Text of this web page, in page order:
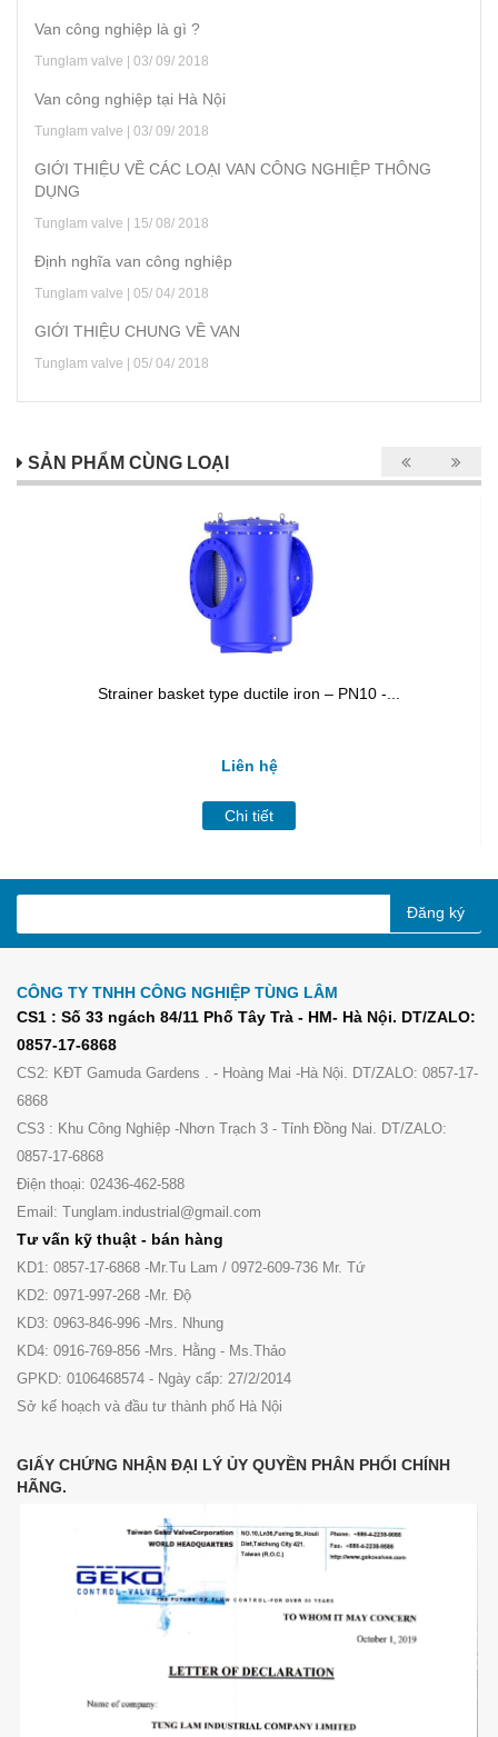
Van công nghiệp là gì ?
Tunglam valve | 03/ 09/ 2018
Van công nghiệp tại Hà Nội
Tunglam valve | 03/ 09/ 2018
GIỚI THIỆU VỀ CÁC LOẠI VAN CÔNG NGHIỆP THÔNG
DỤNG
Tunglam valve | 15/ 08/ 2018
Định nghĩa van công nghiệp
Tunglam valve | 05/ 04/ 2018
GIỚI THIỆU CHUNG VỀ VAN
Tunglam valve | 05/ 04/ 2018
SẢN PHẨM CÙNG LOẠI
Strainer basket type ductile iron – PN10 -...
Liên hệ
Chi tiết
Đăng ký
CÔNG TY TNHH CÔNG NGHIỆP TÙNG LÂM
CS1 : Số 33 ngách 84/11 Phố Tây Trà - HM- Hà Nội. DT/ZALO:
0857-17-6868
CS2: KĐT Gamuda Gardens . - Hoàng Mai -Hà Nội. DT/ZALO: 0857-17-
6868
CS3 : Khu Công Nghiệp -Nhơn Trạch 3 - Tỉnh Đồng Nai. DT/ZALO:
0857-17-6868
Điện thoại: 02436-462-588
Email: Tunglam.industrial@gmail.com
Tư vấn kỹ thuật - bán hàng
KD1: 0857-17-6868 -Mr.Tu Lam / 0972-609-736 Mr. Tứ
KD2: 0971-997-268 -Mr. Độ
KD3: 0963-846-996 -Mrs. Nhung
KD4: 0916-769-856 -Mrs. Hằng - Ms.Thảo
GPKD: 0106468574 - Ngày cấp: 27/2/2014
Sở kế hoạch và đầu tư thành phố Hà Nội
GIẤY CHỨNG NHẬN ĐẠI LÝ ỦY QUYỀN PHÂN PHỐI CHÍNH
HÃNG.